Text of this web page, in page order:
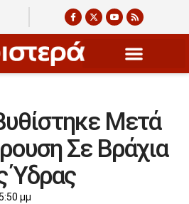
Μετά
Σε Βράχια
Ύδρας
μμ